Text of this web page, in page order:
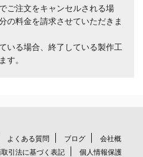
ご注文をキャンセルされる場
の料金を請求させていただきま
いる場合、終了している製作工
。
よくある質問 ブログ
会社概
引法に基づく表記
個人情報保護